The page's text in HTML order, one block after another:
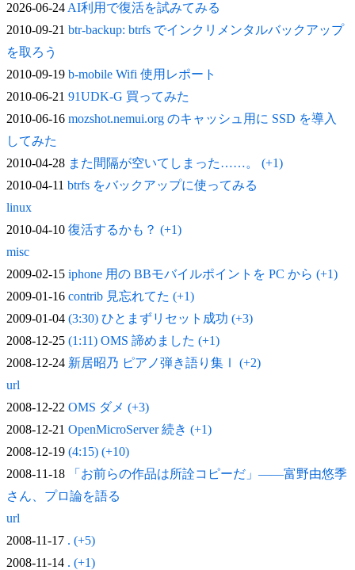
2026-06-24AI利用で復活を試みてみる
2010-09-21 btr-backup: btrfs でインクリメンタルバックアップ
を取ろう
2010-09-19 b-mobile Wifi 使用レポート
2010-06-21 91UDK-G 買ってみた
2010-06-16 mozshot.nemui.org のキャッシュ用に SSD を導入
してみた
2010-04-28 また間隔が空いてしまった……。 (+1)
2010-04-11 btrfs をバックアップに使ってみる
linux
2010-04-10 復活するかも？ (+1)
misc
2009-02-15 iphone 用の BBモバイルポイントを PC から (+1)
2009-01-16 contrib 見忘れてた (+1)
2009-01-04 (3:30) ひとまずリセット成功 (+3)
2008-12-25 (1:11) OMS 諦めました (+1)
2008-12-24 新居昭乃 ピアノ弾き語り集Ⅰ (+2)
url
2008-12-22 OMS ダメ (+3)
2008-12-21 OpenMicroServer 続き (+1)
2008-12-19 (4:15) (+10)
2008-11-18
「お前らの作品は所詮コピーだ」——富野由悠季
さん、プロ論を語る
url
2008-11-17 . (+5)
2008-11-14 . (+1)